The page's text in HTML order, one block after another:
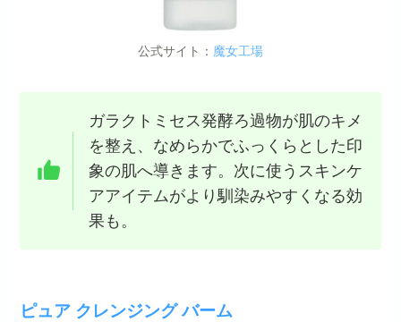
公式サイト： 魔女工場
ガラクトミセス発酵ろ過物が肌のキメ
を整え、なめらかでふっくらとした印
象の肌へ導きます。次に使うスキンケ
アアイテムがより馴染みやすくなる効
果も。
ピュア クレンジング バーム